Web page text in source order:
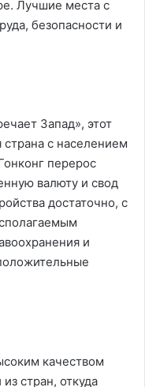
Лучшие места с
безопасности и
Запад», этот
с населением
перерос
валюту и свод
достаточно, с
и
качеством
стран, откуда